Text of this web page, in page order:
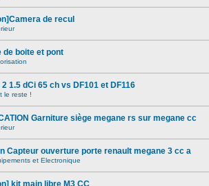
de recul
de boite et pont
2 1.5 dCi 65 ch vs DF101 et DF116
le reste !
Garniture siège megane rs sur megane cc
Capteur ouverture porte renault megane 3 cc a
et Electronique
kit main libre M3 CC